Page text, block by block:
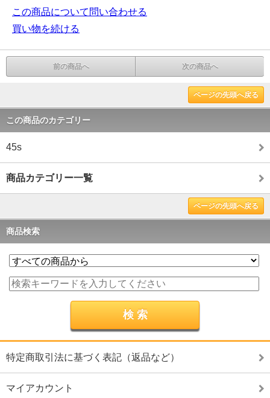
この商品について問い合わせる
買い物を続ける
前の商品へ 次の商品へ
ページの先頭へ戻る
この商品のカテゴリー
45s
商品カテゴリー一覧
ページの先頭へ戻る
商品検索
特定商取引法に基づく表記（返品など）
マイアカウント